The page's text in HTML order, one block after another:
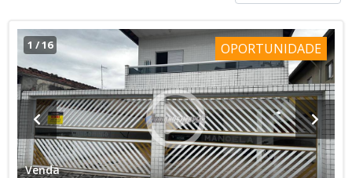
1 /16 OPORTUNIDADE
Venda